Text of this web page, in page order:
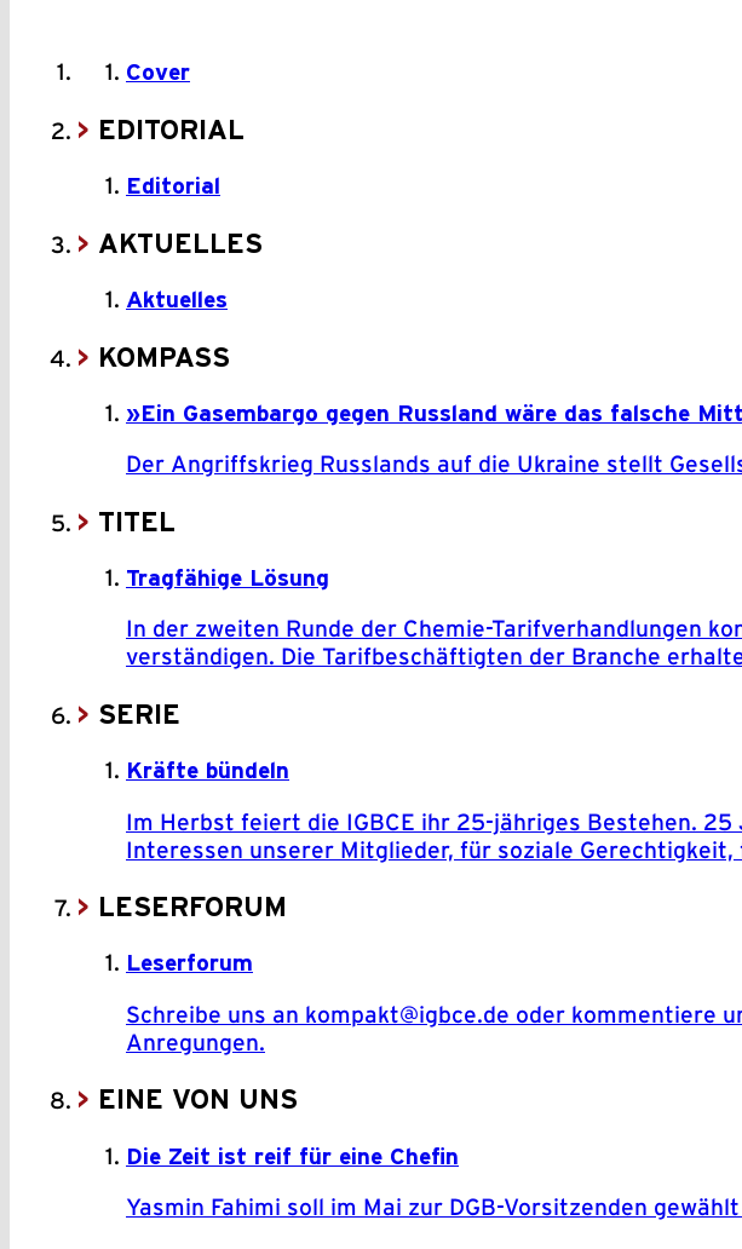
Cover
EDITORIAL
Editorial
AKTUELLES
Aktuelles
KOMPASS
»Ein Gasembargo gegen Russland wäre das falsche
Der Angriffskrieg Russlands auf die Ukraine stellt
TITEL
Tragfähige Lösung
In der zweiten Runde der Chemie-Tarifverhandlungen
verständigen. Die Tarifbeschäftigten der Branche
SERIE
Kräfte bündeln
Im Herbst feiert die IGBCE ihr 25-jähriges Bestehen.
Interessen unserer Mitglieder, für soziale
LESERFORUM
Leserforum
Schreibe uns an kompakt@igbce.de oder kommentiere
Anregungen.
EINE VON UNS
Die Zeit ist reif für eine Chefin
Yasmin Fahimi soll im Mai zur DGB-Vorsitzenden